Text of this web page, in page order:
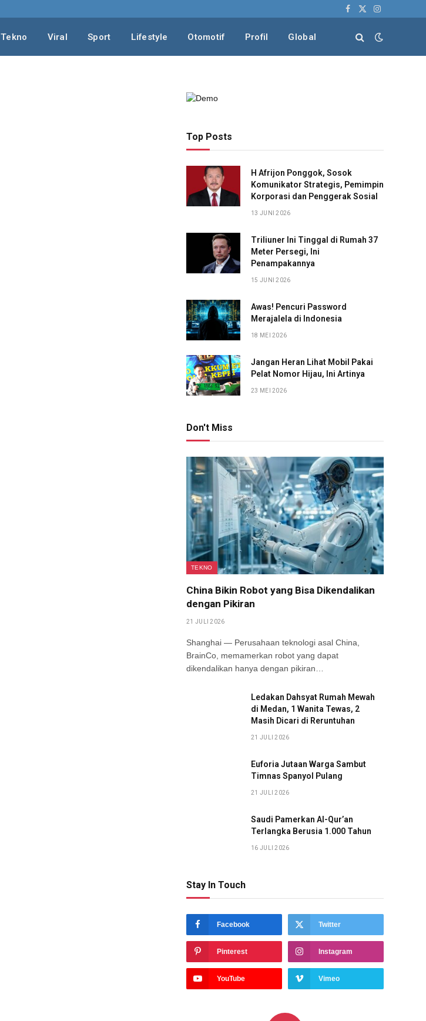
Facebook
X
Instagram
Tekno Viral Sport Lifestyle Otomotif Profil Global
Top Posts
H Afrijon Ponggok, Sosok
Komunikator Strategis, Pemimpin
Korporasi dan Penggerak Sosial
13 JUNI 2026
Triliuner Ini Tinggal di Rumah 37
Meter Persegi, Ini
Penampakannya
15 JUNI 2026
Awas! Pencuri Password
Merajalela di Indonesia
18 MEI 2026
Jangan Heran Lihat Mobil Pakai
Pelat Nomor Hijau, Ini Artinya
23 MEI 2026
Don't Miss
TEKNO
China Bikin Robot yang Bisa Dikendalikan
dengan Pikiran
21 JULI 2026
Shanghai — Perusahaan teknologi asal China,
BrainCo, memamerkan robot yang dapat
dikendalikan hanya dengan pikiran…
Ledakan Dahsyat Rumah Mewah
di Medan, 1 Wanita Tewas, 2
Masih Dicari di Reruntuhan
21 JULI 2026
Euforia Jutaan Warga Sambut
Timnas Spanyol Pulang
21 JULI 2026
Saudi Pamerkan Al-Qur’an
Terlangka Berusia 1.000 Tahun
16 JULI 2026
Stay In Touch
Facebook Twitter
Pinterest Instagram
YouTube Vimeo